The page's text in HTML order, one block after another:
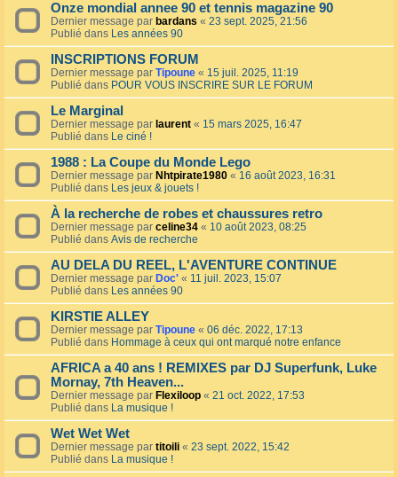
Onze mondial annee 90 et tennis magazine 90
Dernier message par bardans « 23 sept. 2025, 21:56
Publié dans Les années 90
INSCRIPTIONS FORUM
Dernier message par Tipoune « 15 juil. 2025, 11:19
Publié dans POUR VOUS INSCRIRE SUR LE FORUM
Le Marginal
Dernier message par laurent « 15 mars 2025, 16:47
Publié dans Le ciné !
1988 : La Coupe du Monde Lego
Dernier message par Nhtpirate1980 « 16 août 2023, 16:31
Publié dans Les jeux & jouets !
À la recherche de robes et chaussures retro
Dernier message par celine34 « 10 août 2023, 08:25
Publié dans Avis de recherche
AU DELA DU REEL, L'AVENTURE CONTINUE
Dernier message par Doc' « 11 juil. 2023, 15:07
Publié dans Les années 90
KIRSTIE ALLEY
Dernier message par Tipoune « 06 déc. 2022, 17:13
Publié dans Hommage à ceux qui ont marqué notre enfance
AFRICA a 40 ans ! REMIXES par DJ Superfunk, Luke
Mornay, 7th Heaven...
Dernier message par Flexiloop « 21 oct. 2022, 17:53
Publié dans La musique !
Wet Wet Wet
Dernier message par titoili « 23 sept. 2022, 15:42
Publié dans La musique !